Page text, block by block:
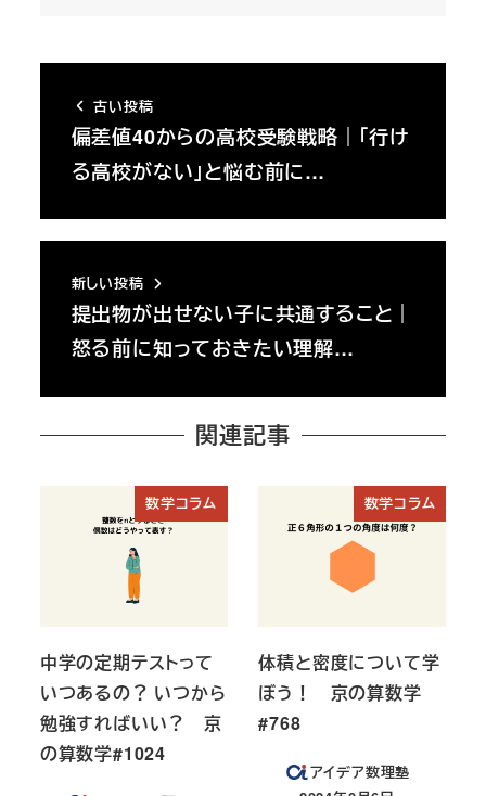
古い投稿
偏差値40からの高校受験戦略｜「行け
る高校がない」と悩む前に…
新しい投稿
提出物が出せない子に共通すること｜
怒る前に知っておきたい理解…
関連記事
数学コラム
中学の定期テストって
いつあるの？ いつから
勉強すればいい？ 京
の算数学#1024
数学コラム
体積と密度について学
ぼう！ 京の算数学
#768
アイデア数理塾